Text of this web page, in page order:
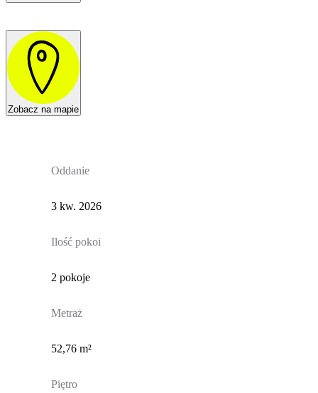
Zobacz na mapie
Oddanie
3 kw. 2026
Ilość pokoi
2 pokoje
Metraż
52,76 m²
Piętro